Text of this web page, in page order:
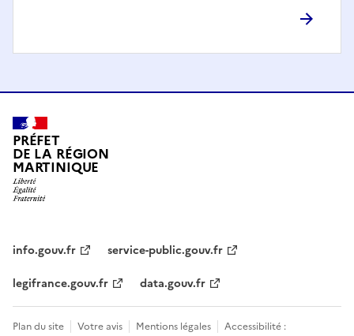
PRÉFET
DE LA RÉGION
MARTINIQUE
info.gouv.fr
service-public.gouv.fr
legifrance.gouv.fr
data.gouv.fr
Plan du site Votre avis Mentions légales Accessibilité :